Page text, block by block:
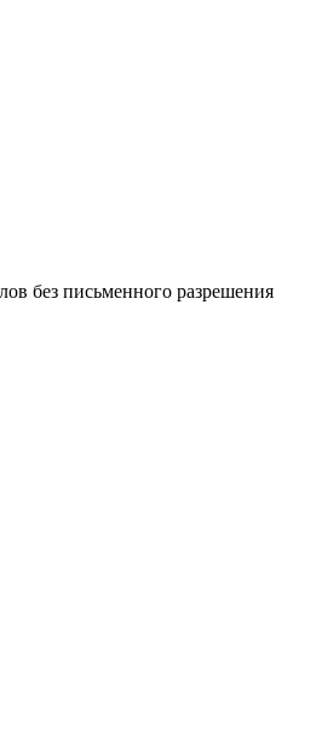
без письменного разрешения